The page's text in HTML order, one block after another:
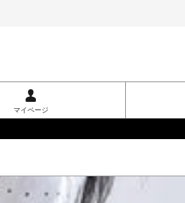
マイページ